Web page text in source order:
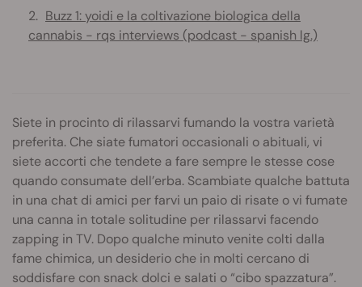
Buzz 1: yoidi e la coltivazione biologica della
cannabis - rqs interviews (podcast - spanish lg.)
Siete in procinto di rilassarvi fumando la vostra varietà
preferita. Che siate fumatori occasionali o abituali, vi
siete accorti che tendete a fare sempre le stesse cose
quando consumate dell’erba. Scambiate qualche battuta
in una chat di amici per farvi un paio di risate o vi fumate
una canna in totale solitudine per rilassarvi facendo
zapping in TV. Dopo qualche minuto venite colti dalla
fame chimica, un desiderio che in molti cercano di
soddisfare con snack dolci e salati o “cibo spazzatura”.